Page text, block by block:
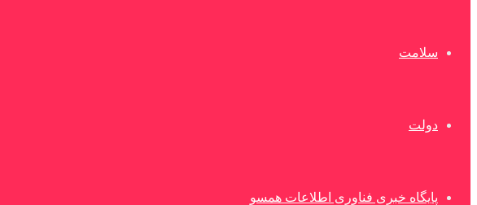
سلامت
دولت
پایگاه خبری فناوری اطلاعات همسو